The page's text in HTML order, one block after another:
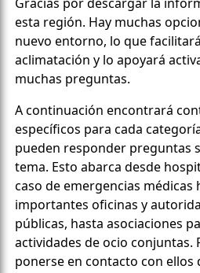
Germany
esta región. Hay muchas
nuevo entorno, lo que
aclimatación y lo apoyará
muchas preguntas.
A continuación encontrará
específicos para cada
pueden responder preguntas
tema. Esto abarca desde
caso de emergencias médicas
importantes oficinas y
públicas, hasta asociaciones
actividades de ocio conjuntas.
ponerse en contacto con ellos